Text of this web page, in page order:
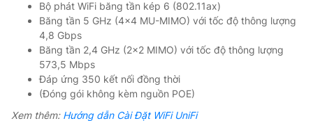
Bộ phát WiFi băng tần kép 6 (802.11ax)
Băng tần 5 GHz (4×4 MU-MIMO) với tốc độ thông lượng
4,8 Gbps
Băng tần 2,4 GHz (2×2 MIMO) với tốc độ thông lượng
573,5 Mbps
Đáp ứng 350 kết nối đồng thời
(Đóng gói không kèm nguồn POE)
Xem thêm: Hướng dẫn Cài Đặt WiFi UniFi